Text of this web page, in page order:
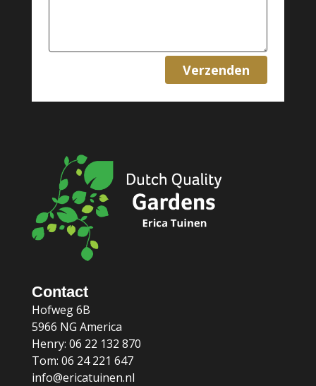
verzenden
Contact
Hofweg 6B
5966 NG America
Henry: 06 22 132 870
Tom: 06 24 221 647
info@ericatuinen.nl